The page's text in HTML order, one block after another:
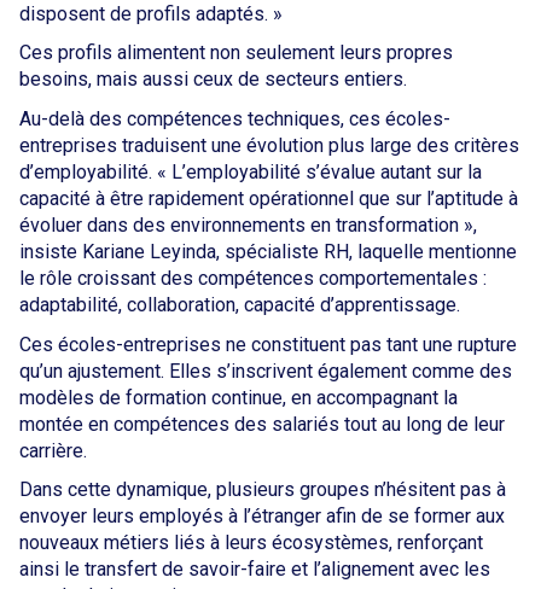
disposent de profils adaptés. »
Ces profils alimentent non seulement leurs propres
besoins, mais aussi ceux de secteurs entiers.
Au-delà des compétences techniques, ces écoles-
entreprises traduisent une évolution plus large des critères
d’employabilité. « L’employabilité s’évalue autant sur la
capacité à être rapidement opérationnel que sur l’aptitude à
évoluer dans des environnements en transformation »,
insiste Kariane Leyinda, spécialiste RH, laquelle mentionne
le rôle croissant des compétences comportementales :
adaptabilité, collaboration, capacité d’apprentissage.
Ces écoles-entreprises ne constituent pas tant une rupture
qu’un ajustement. Elles s’inscrivent également comme des
modèles de formation continue, en accompagnant la
montée en compétences des salariés tout au long de leur
carrière.
Dans cette dynamique, plusieurs groupes n’hésitent pas à
envoyer leurs employés à l’étranger afin de se former aux
nouveaux métiers liés à leurs écosystèmes, renforçant
ainsi le transfert de savoir-faire et l’alignement avec les